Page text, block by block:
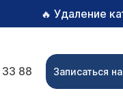
🔥 Удаление
88 Записаться